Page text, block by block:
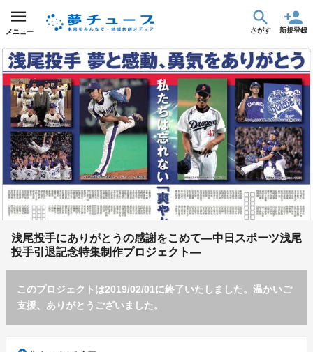
メニュー さがす 新規登録
浅尾投手にありがとうの感謝をこめて―中日スポーツ浅尾
投手引退記念特集制作プロジェクト―
このプロジェクトは2019/02/01に終了いたしました。温かいご
支援、ありがとうございました。